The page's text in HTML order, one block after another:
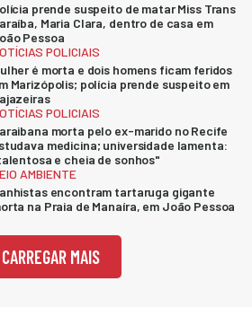
prende suspeito de matar Miss Trans
Maria Clara, dentro de casa em
Pessoa
POLICIAIS
é morta e dois homens ficam feridos
Marizópolis; polícia prende suspeito em
POLICIAIS
morta pelo ex-marido no Recife
medicina; universidade lamenta:
e cheia de sonhos"
AMBIENTE
encontram tartaruga gigante
na Praia de Manaíra, em João Pessoa
CARREGAR MAIS